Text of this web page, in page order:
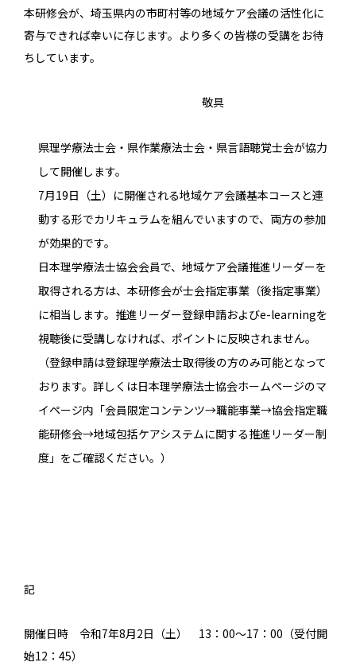
本研修会が、埼玉県内の市町村等の地域ケア会議の活性化に
寄与できれば幸いに存じます。より多くの皆様の受講をお待
ちしています。
敬具
県理学療法士会・県作業療法士会・県言語聴覚士会が協力
して開催します。
7月19日（土）に開催される地域ケア会議基本コースと連
動する形でカリキュラムを組んでいますので、両方の参加
が効果的です。
日本理学療法士協会会員で、地域ケア会議推進リーダーを
取得される方は、本研修会が士会指定事業（後指定事業）
に相当します。推進リーダー登録申請およびe-learningを
視聴後に受講しなければ、ポイントに反映されません。
（登録申請は登録理学療法士取得後の方のみ可能となって
おります。詳しくは日本理学療法士協会ホームページのマ
イページ内「会員限定コンテンツ→職能事業→協会指定職
能研修会→地域包括ケアシステムに関する推進リーダー制
度」をご確認ください。）
記
開催日時 令和7年8月2日（土） 13：00～17：00（受付開
始12：45）